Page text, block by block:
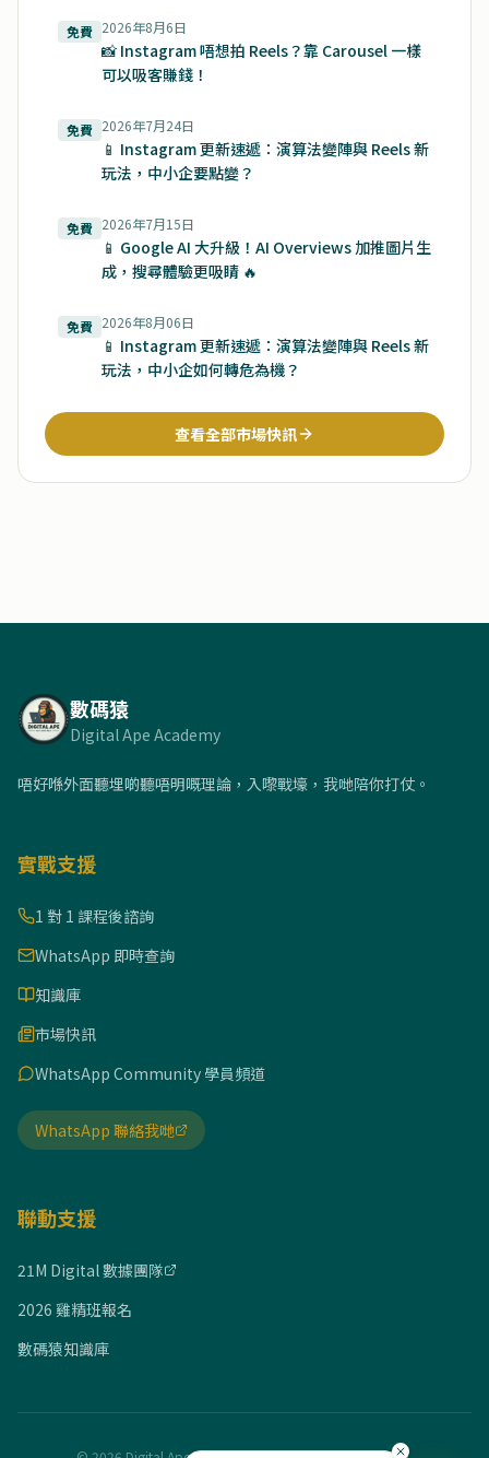
免費 2026年8月6日
📸 Instagram 唔想拍 Reels？靠 Carousel 一樣
可以吸客賺錢！
免費 2026年7月24日
📱 Instagram 更新速遞：演算法變陣與 Reels 新
玩法，中小企要點變？
免費 2026年7月15日
📱 Google AI 大升級！AI Overviews 加推圖片生
成，搜尋體驗更吸睛 🔥
免費 2026年8月06日
📱 Instagram 更新速遞：演算法變陣與 Reels 新
玩法，中小企如何轉危為機？
查看全部市場快訊
數碼猿
Digital Ape Academy
唔好喺外面聽埋啲聽唔明嘅理論，入嚟戰壕，我哋陪你打仗。
實戰支援
1 對 1 課程後諮詢
WhatsApp 即時查詢
知識庫
市場快訊
WhatsApp Community 學員頻道
WhatsApp 聯絡我哋
聯動支援
21M Digital 數據團隊
2026 雞精班報名
數碼猿知識庫